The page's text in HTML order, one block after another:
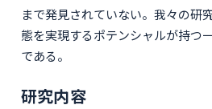
まで発見されていない。我々の研
態を実現するポテンシャルが持つ
である。
研究内容